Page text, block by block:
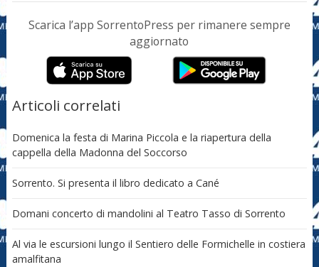
Scarica l’app SorrentoPress per rimanere sempre
aggiornato
Articoli correlati
Domenica la festa di Marina Piccola e la riapertura della
cappella della Madonna del Soccorso
Sorrento. Si presenta il libro dedicato a Cané
Domani concerto di mandolini al Teatro Tasso di Sorrento
Al via le escursioni lungo il Sentiero delle Formichelle in costiera
amalfitana